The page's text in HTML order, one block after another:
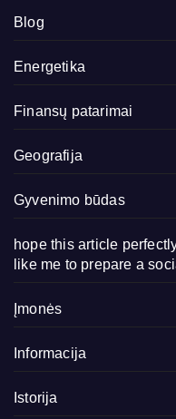
Blog
Energetika
Finansų patarimai
Geografija
Gyvenimo būdas
hope this article
like me to prepare a
Įmonės
Informacija
Istorija